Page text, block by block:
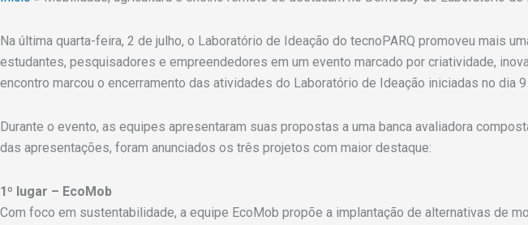
Na última quarta-feira, 2 de julho, o Laboratório de Ideação do tecnoPARQ promoveu mais
estudantes, pesquisadores e empreendedores em um evento marcado por criatividade,
encontro marcou o encerramento das atividades do Laboratório de Ideação iniciadas no dia
Durante o evento, as equipes apresentaram suas propostas a uma banca avaliadora
das apresentações, foram anunciados os três projetos com maior destaque:
1º lugar – EcoMob
Com foco em sustentabilidade, a equipe EcoMob propõe a implantação de alternativas de